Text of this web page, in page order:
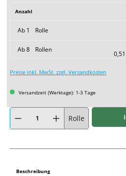
Anzahl
Ab 1 Rolle
Ab8 Rollen
Preise inkl. MwSt. zzgl. Versandkosten
Versandzeit (Werktage): 1-3 Tage
Produkt Anzahl: Gib den gewünschten Wert
Rolle
Beschreibung